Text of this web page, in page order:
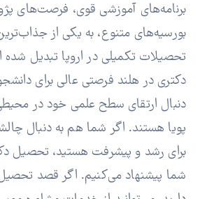
برنامه‌های آموزشی قوی، فرصت‌های
بورسیه‌های متنوع، به یکی از
تحصیلات تکمیلی در اروپا تبدیل
دکتری در هلند فرصتی عالی برای
دنبال ارتقای سطح علمی خود در
پویا هستند. اگر شما هم به دنبال
برای رشد و پیشرفت هستید، تحصیل
شما پیشنهاد می‌کنیم. اگر قصد تحصیل